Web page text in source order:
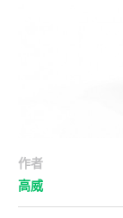
作者
高威